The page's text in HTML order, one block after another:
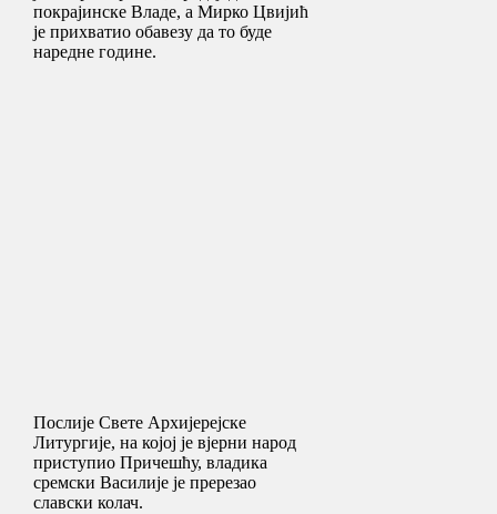
покрајинске Владе, a Мирко Цвијић
је прихватио обавезу да то буде
наредне године.
Послије Свете Архијерејске
Литургије, на којој је вјерни народ
приступио Причешћу, владика
сремски Василије је пререзао
славски колач.